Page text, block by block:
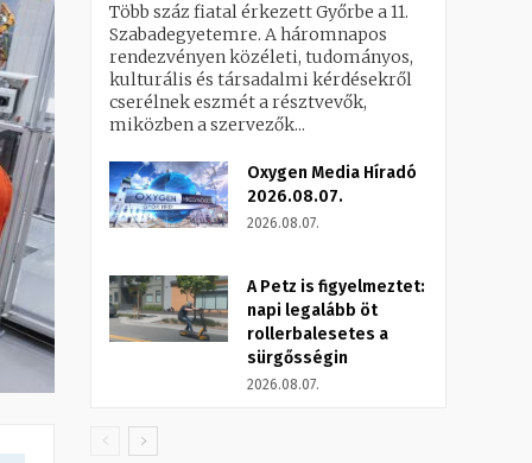
Több száz fiatal érkezett Győrbe a 11.
Szabadegyetemre. A háromnapos
rendezvényen közéleti, tudományos,
kulturális és társadalmi kérdésekről
cserélnek eszmét a résztvevők,
miközben a szervezők...
Oxygen Media Híradó
2026.08.07.
2026.08.07.
A Petz is figyelmeztet:
napi legalább öt
rollerbalesetes a
sürgősségin
2026.08.07.